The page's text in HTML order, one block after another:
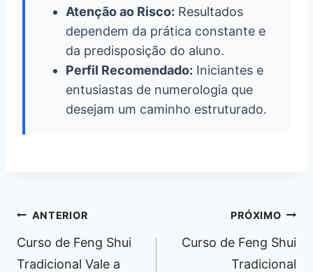
Atenção ao Risco: Resultados
dependem da prática constante e
da predisposição do aluno.
Perfil Recomendado: Iniciantes e
entusiastas de numerologia que
desejam um caminho estruturado.
Navegação
de
Post
ANTERIOR
Curso de Feng Shui
Tradicional Vale a
PRÓXIMO
Curso de Feng Shui
Tradicional